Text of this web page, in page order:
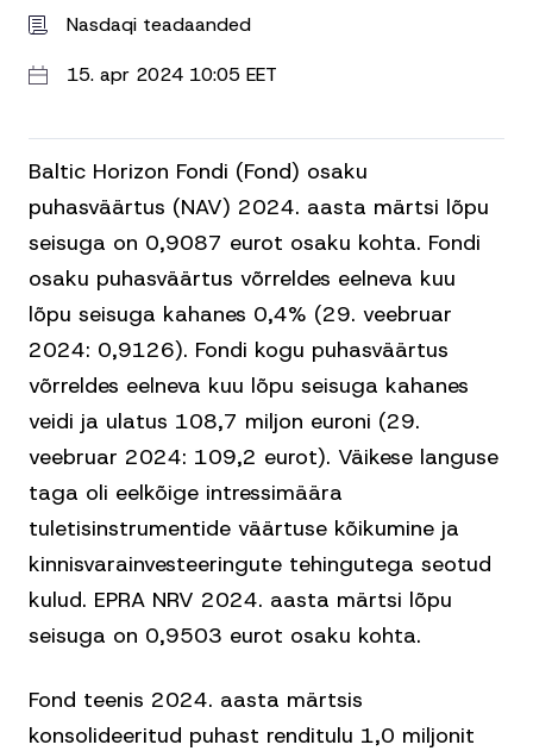
Nasdaqi teadaanded
15. apr 2024 10:05 EET
Baltic Horizon Fondi (Fond) osaku
puhasväärtus (NAV) 2024. aasta märtsi lõpu
seisuga on 0,9087 eurot osaku kohta. Fondi
osaku puhasväärtus võrreldes eelneva kuu
lõpu seisuga kahanes 0,4% (29. veebruar
2024: 0,9126). Fondi kogu puhasväärtus
võrreldes eelneva kuu lõpu seisuga kahanes
veidi ja ulatus 108,7 miljon euroni (29.
veebruar 2024: 109,2 eurot). Väikese languse
taga oli eelkõige intressimäära
tuletisinstrumentide väärtuse kõikumine ja
kinnisvarainvesteeringute tehingutega seotud
kulud. EPRA NRV 2024. aasta märtsi lõpu
seisuga on 0,9503 eurot osaku kohta.
Fond teenis 2024. aasta märtsis
konsolideeritud puhast renditulu 1,0 miljonit